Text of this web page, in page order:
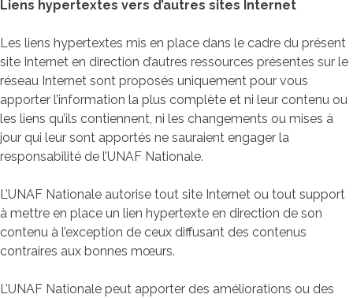
Liens hypertextes vers d’autres sites Internet
Les liens hypertextes mis en place dans le cadre du présent
site Internet en direction d’autres ressources présentes sur le
réseau Internet sont proposés uniquement pour vous
apporter l’information la plus complète et ni leur contenu ou
les liens qu’ils contiennent, ni les changements ou mises à
jour qui leur sont apportés ne sauraient engager la
responsabilité de l’UNAF Nationale.
L’UNAF Nationale autorise tout site Internet ou tout support
à mettre en place un lien hypertexte en direction de son
contenu à l’exception de ceux diffusant des contenus
contraires aux bonnes mœurs.
L’UNAF Nationale peut apporter des améliorations ou des